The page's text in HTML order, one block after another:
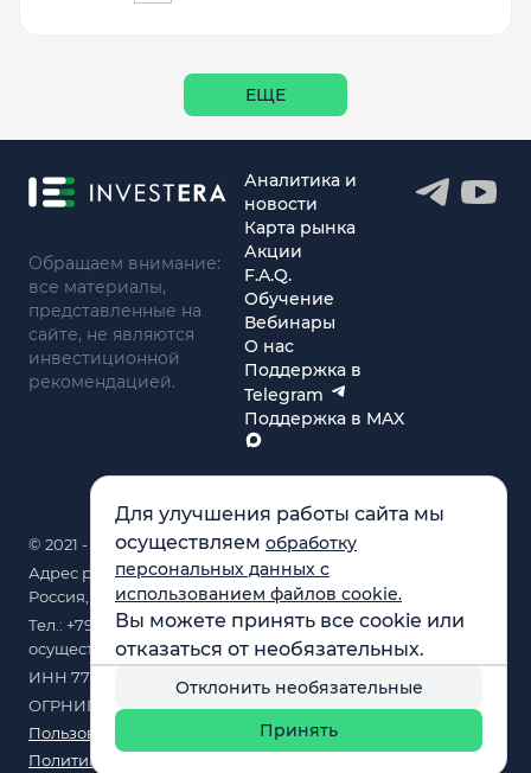
Для улучшения работы сайта мы
осуществляем обработку
персональных данных с
использованием файлов cookie.
Вы можете принять все cookie или
отказаться от необязательных.
Отклонить необязательные
Принять
ЕЩЕ
Обращаем внимание:
все материалы,
представленные на
сайте, не являются
инвестиционной
рекомендацией.
Аналитика и
новости
Карта рынка
Акции
F.A.Q.
Обучение
Вебинары
О нас
Поддержка в
Telegram
Поддержка в MAX
© 2021 - 2026 «ИП Артём Николаев»
Адрес регистрации(совпадает с фактическим): 107241,
Россия, г. Москва, ул. Амурская, д.31, кв. 160
Тел.: +79104087399 (поддержка по телефону не
осуществляется)
ИНН 771684422780
ОГРНИП 321774600137966
Пользовательское соглашение(оферта)
Политика конфиденциальности